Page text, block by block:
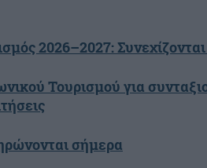
2026–2027:
Τουρισμού για
σήμερα